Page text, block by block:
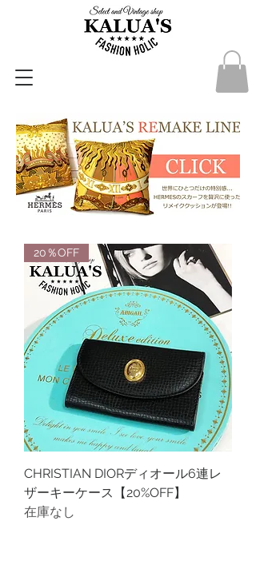
20％OFF
CHRISTIAN DIORディオール6連レ
ザーキーケース【20%OFF】
在庫なし